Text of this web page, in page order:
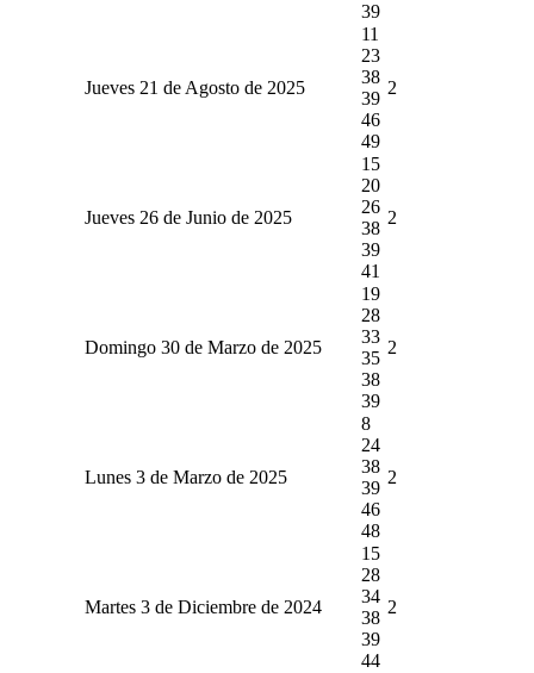
39
Jueves 21 de Agosto de 2025
11
23
38
39
46
49
2
Jueves 26 de Junio de 2025
15
20
26
38
39
41
2
Domingo 30 de Marzo de 2025
19
28
33
35
38
39
2
Lunes 3 de Marzo de 2025
8
24
38
39
46
48
2
Martes 3 de Diciembre de 2024
15
28
34
38
39
44
2